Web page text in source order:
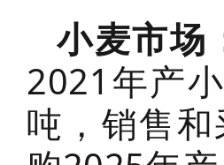
小麦市场
2021年产
吨，销售